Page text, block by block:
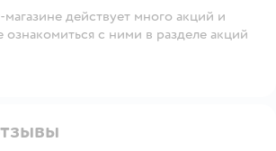
действует много акций и
с ними в разделе акций